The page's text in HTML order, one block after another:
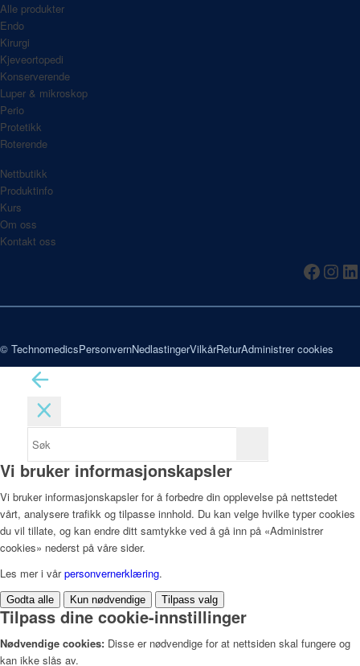
Alle produkter
Endo
Kirurgi
Kjeveortopedi
Konserverende
Luper & mikroskop
Perio
Protetikk
Roterende
Nettbutikk
Produktinfo
Kurs
Om oss
Kontakt oss
© TechnomedicsPersonvernNedlastingerVilkårReturAdministrer cookies
Vi bruker informasjonskapsler
Vi bruker informasjonskapsler for å forbedre din opplevelse på nettstedet
vårt, analysere trafikk og tilpasse innhold. Du kan velge hvilke typer cookies
du vil tillate, og kan endre ditt samtykke ved å gå inn på «Administrer
cookies» nederst på våre sider.
Les mer i vårpersonvernerklæring.
Godta alle Kun nødvendige Tilpass valg
Tilpass dine cookie-innstillinger
Nødvendige cookies: Disse er nødvendige for at nettsiden skal fungere og
kan ikke slås av.